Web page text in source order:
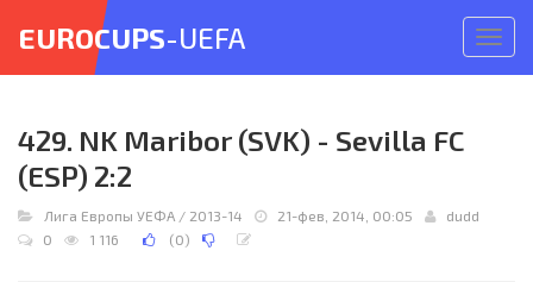
меню
EUROCUPS-UEFA
429. NK Maribor (SVK) - Sevilla FC
(ESP) 2:2
Лига Европы УЕФА / 2013-14 21-фев, 2014, 00:05
dudd
0
1 116 (0)